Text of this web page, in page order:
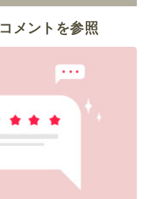
メントを参照